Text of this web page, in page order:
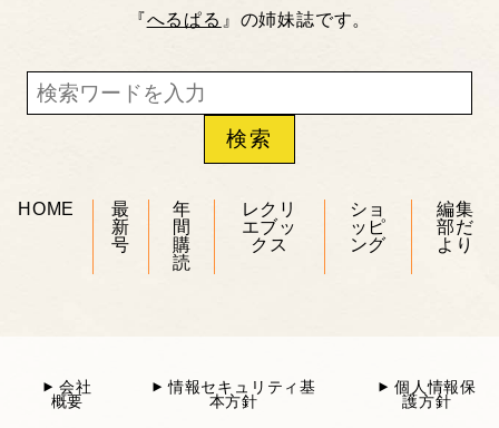
『へるぱる 』の姉妹誌です。
HOME
最
新
号
年
間
購
読
レクリ
エブッ
クス
ショ
ッピ
ング
編集
部だ
より
会社
概要
情報セキュリティ基
本方針
個人情報保
護方針